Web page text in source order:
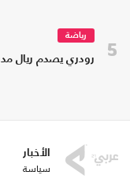
5
رياضة
رودري يصدم ريال
الأخبار
سياسة